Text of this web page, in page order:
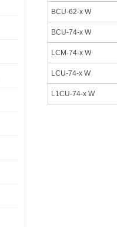
BCU-62-x W
BCU-74-x W
LCM-74-x W
LCU-74-x W
L1CU-74-x W